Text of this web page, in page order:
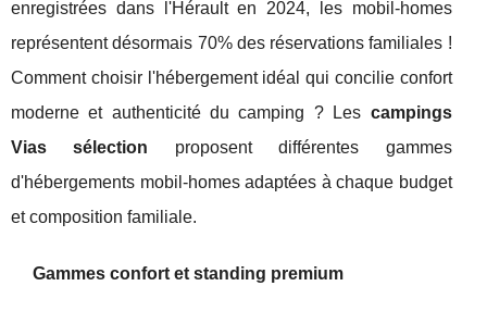
enregistrées dans l'Hérault en 2024, les mobil-homes
représentent désormais 70% des réservations familiales !
Comment choisir l'hébergement idéal qui concilie confort
moderne et authenticité du camping ? Les campings
Vias sélection proposent différentes gammes
d'hébergements mobil-homes adaptées à chaque budget
et composition familiale.
Gammes confort et standing premium